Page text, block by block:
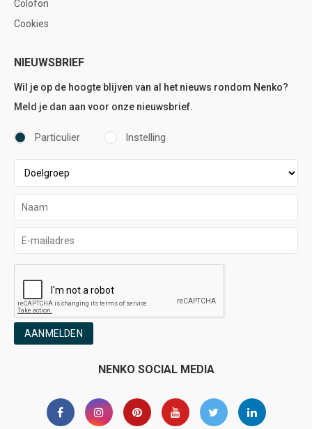
Colofon
Cookies
NIEUWSBRIEF
Wil je op de hoogte blijven van al het nieuws rondom Nenko?
Meld je dan aan voor onze nieuwsbrief.
Particulier Instelling
AANMELDEN
NENKO SOCIAL MEDIA